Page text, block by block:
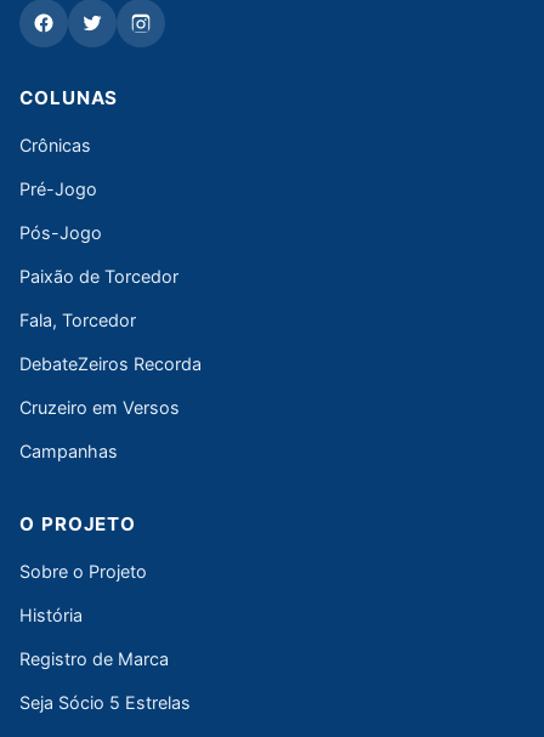
COLUNAS
Crônicas
Pré-Jogo
Pós-Jogo
Paixão de Torcedor
Fala, Torcedor
DebateZeiros Recorda
Cruzeiro em Versos
Campanhas
O PROJETO
Sobre o Projeto
História
Registro de Marca
Seja Sócio 5 Estrelas